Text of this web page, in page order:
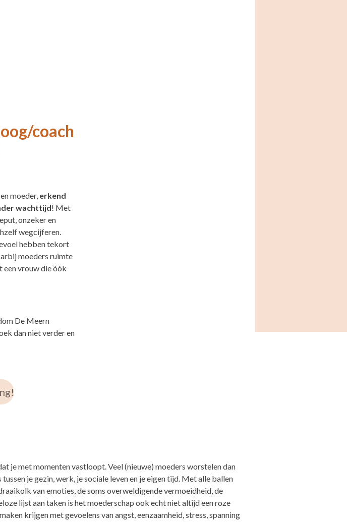
coach
moeder, erkend
wachttijd! Met
onzeker en
wegcijferen.
hebben tekort
moeders ruimte
een vrouw die óók
De Meern
dan niet verder en
je met momenten vastloopt. Veel (nieuwe) moeders worstelen dan
je gezin, werk, je sociale leven en je eigen tijd. Met alle ballen
van emoties, de soms overweldigende vermoeidheid, de
lijst aan taken is het moederschap ook echt niet altijd een roze
krijgen met gevoelens van angst, eenzaamheid, stress, spanning